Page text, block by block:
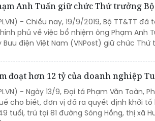
Anh Tuấn giữ chức Thứ trưởng Bộ
- Chiều nay, 19/9/2019, Bộ TT&TT
phủ về việc bổ nhiệm ông Phạm Anh
Bưu điện Việt Nam (VNPost) giữ chức Thứ
đoạt hơn 12 tỷ của doanh nghiệp
- Ngày 13/9, Đại tá Phạm Văn Toàn,
cho biết, đơn vị đã ra quyết định khởi
tuổi, trú tại 81 đường Sóng Hồng, thị xã